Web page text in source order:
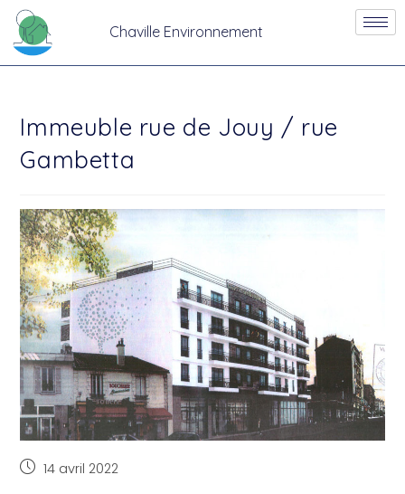
Chaville Environnement
Immeuble rue de Jouy / rue
Gambetta
14 avril 2022